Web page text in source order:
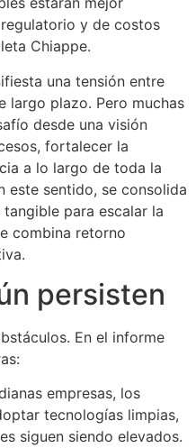
y de costos
Chiappe.
una tensión entre
largo plazo. Pero muchas
desde una visión
fortalecer la
a lo largo de toda la
este sentido, se consolida
para escalar la
combina retorno
persisten
En el informe
empresas, los
tecnologías limpias,
siguen siendo elevados.